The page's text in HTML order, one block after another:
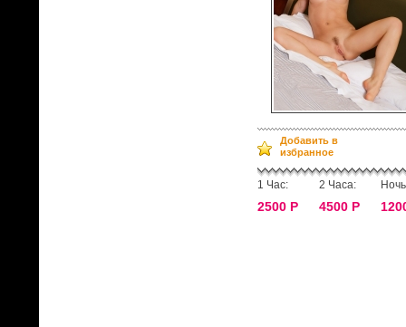
Добавить в
избранное
1 Час:
2500 Р
2 Часа:
4500 Р